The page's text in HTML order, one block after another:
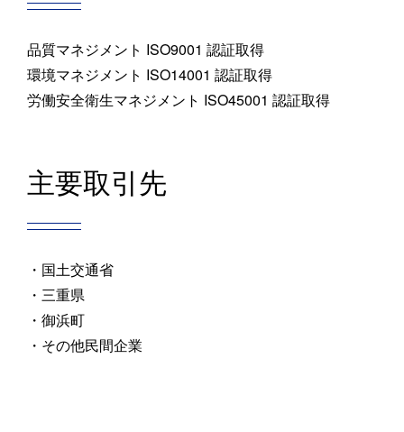
品質マネジメント ISO9001 認証取得
環境マネジメント ISO14001 認証取得
労働安全衛⽣マネジメント ISO45001 認証取得
主要取引先
・国土交通省
・三重県
・御浜町
・その他民間企業